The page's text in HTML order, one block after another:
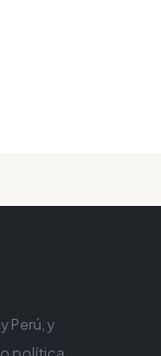
Perú, y
política,